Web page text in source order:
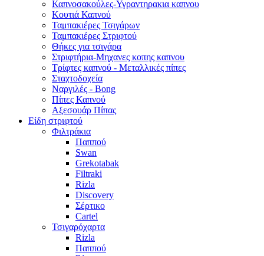
Καπνοσακούλες-Υγραντηρακια καπνου
Κουτιά Καπνού
Ταμπακιέρες Τσιγάρων
Ταμπακιέρες Στριφτού
Θήκες για τσιγάρα
Στριφτήρια-Μηχανες κοπης καπνου
Τρίφτες καπνού - Μεταλλικές πίπες
Σταχτοδοχεία
Ναργιλές - Bong
Πίπες Καπνού
Αξεσουάρ Πίπας
Είδη στριφτού
Φιλτράκια
Παππού
Swan
Grekotabak
Filtraki
Rizla
Discovery
Σέρτικο
Cartel
Τσιγαρόχαρτα
Rizla
Παππού